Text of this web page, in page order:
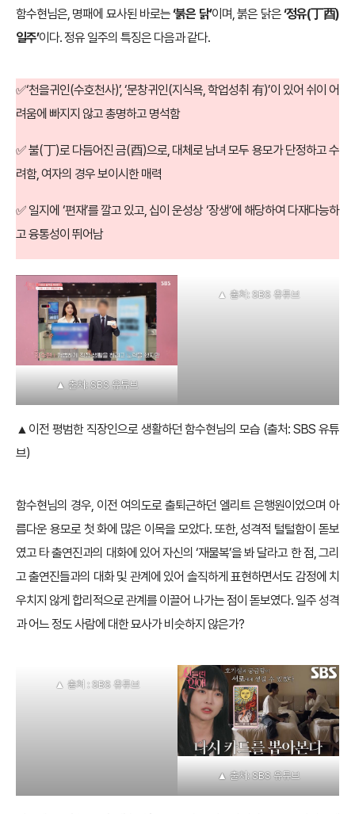
함수현님은, 명패에 묘사된 바로는‘붉은 닭’이며, 붉은 닭은‘정유(丁酉)
일주’이다. 정유 일주의 특징은 다음과 같다.
✅‘천을귀인(수호천사)’, ‘문창귀인(지식욕, 학업성취 有)’이 있어 쉬이 어
려움에 빠지지 않고 총명하고 명석함
✅ 불( 丁 )로 다듬어진 금(酉)으로, 대체로 남녀 모두 용모가 단정하고 수
려함, 여자의 경우 보이시한 매력
✅ 일지에 ‘편재’를 깔고 있고, 십이 운성상 ‘장생’에 해당하여 다재다능하
고 융통성이 뛰어남
▲ 출처: SBS 유튜브
▲이전 평범한 직장인으로 생활하던 함수현님의 모습 (출처: SBS 유튜
브)
함수현님의 경우, 이전 여의도로 출퇴근하던 엘리트 은행원이었으며 아
름다운 용모로 첫 화에 많은 이목을 모았다. 또한, 성격적 털털함이 돋보
였고 타 출연진과의 대화에 있어 자신의 ‘재물복’을 봐 달라고 한 점, 그리
고 출연진들과의 대화 및 관계에 있어 솔직하게 표현하면서도 감정에 치
우치지 않게 합리적으로 관계를 이끌어 나가는 점이 돋보였다. 일주 성격
과 어느 정도 사람에 대한 묘사가 비슷하지 않은가?
▲ 출처: SBS 유튜브